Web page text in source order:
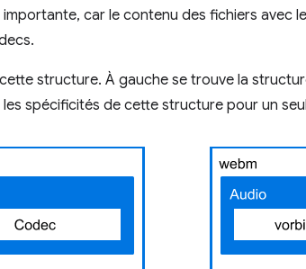
car le contenu des fichiers avec
structure. À gauche se trouve la
spécificités de cette structure pour un